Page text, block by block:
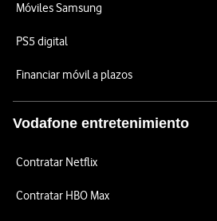
Móviles Samsung
PS5 digital
Financiar móvil a plazos
Vodafone entretenimiento
Contratar Netflix
Contratar HBO Max